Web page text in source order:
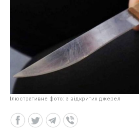
Ілюстративне фото: з відкритих джерел